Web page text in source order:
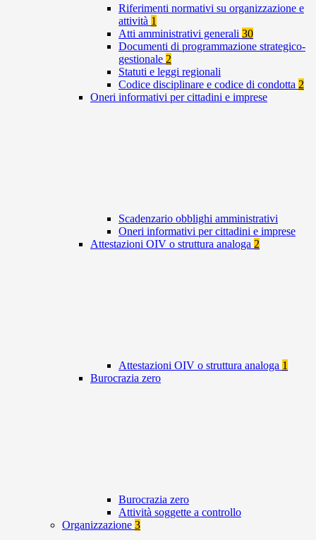
Riferimenti normativi su organizzazione e
attività 1
Atti amministrativi generali 30
Documenti di programmazione strategico-
gestionale 2
Statuti e leggi regionali
Codice disciplinare e codice di condotta 2
Oneri informativi per cittadini e imprese
Scadenzario obblighi amministrativi
Oneri informativi per cittadini e imprese
Attestazioni OIV o struttura analoga 2
Attestazioni OIV o struttura analoga 1
Burocrazia zero
Burocrazia zero
Attività soggette a controllo
Organizzazione 3